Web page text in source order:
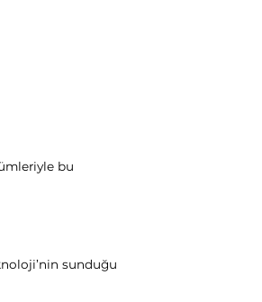
bu
sunduğu